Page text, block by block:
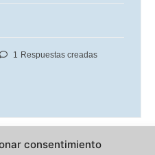
consentimiento
1 Respuestas creadas